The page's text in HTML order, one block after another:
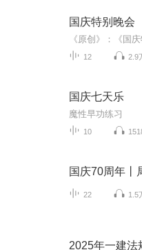
国庆特别晚会
12 2.9
国庆七天乐
魔性早功练习
10
国庆70周年丨
22 1.5
2025年一建法